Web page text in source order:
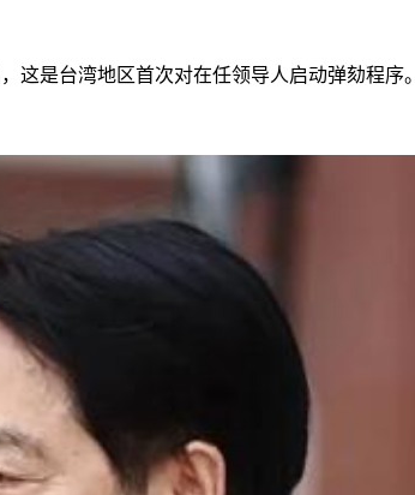
是台湾地区首次对在任领导人启动弹劾程序。